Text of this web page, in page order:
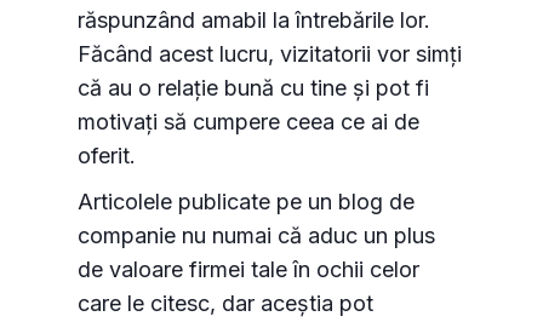
răspunzând amabil la întrebările lor.
Făcând acest lucru, vizitatorii vor simți
că au o relație bună cu tine și pot fi
motivați să cumpere ceea ce ai de
oferit.
Articolele publicate pe un blog de
companie nu numai că aduc un plus
de valoare firmei tale în ochii celor
care le citesc, dar aceștia pot